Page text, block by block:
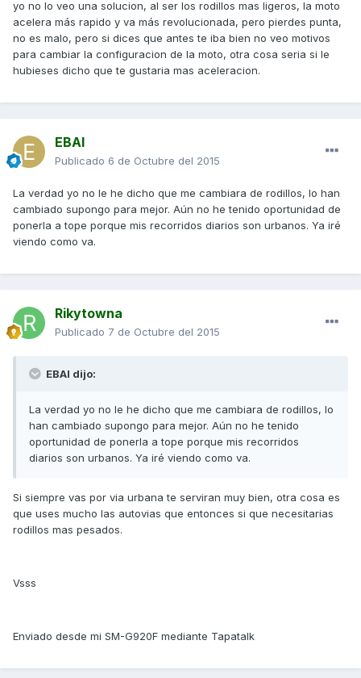
yo no lo veo una solucion, al ser los rodillos mas ligeros, la moto
acelera más rapido y va más revolucionada, pero pierdes punta,
no es malo, pero si dices que antes te iba bien no veo motivos
para cambiar la configuracion de la moto, otra cosa seria si le
hubieses dicho que te gustaria mas aceleracion.
EBAI
Publicado 6 de Octubre del 2015
La verdad yo no le he dicho que me cambiara de rodillos, lo han
cambiado supongo para mejor. Aún no he tenido oportunidad de
ponerla a tope porque mis recorridos diarios son urbanos. Ya iré
viendo como va.
Rikytowna
Publicado 7 de Octubre del 2015
EBAI dijo:
La verdad yo no le he dicho que me cambiara de rodillos, lo
han cambiado supongo para mejor. Aún no he tenido
oportunidad de ponerla a tope porque mis recorridos
diarios son urbanos. Ya iré viendo como va.
Si siempre vas por via urbana te serviran muy bien, otra cosa es
que uses mucho las autovias que entonces si que necesitarias
rodillos mas pesados.
Vsss
Enviado desde mi SM-G920F mediante Tapatalk